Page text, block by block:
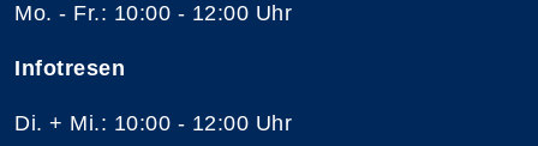
Mo. - Fr.: 10:00 - 12:00 Uhr
Infotresen
Di. + Mi.: 10:00 - 12:00 Uhr